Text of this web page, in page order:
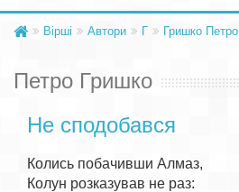
Вірші Автори Г Гришко Петро
Петро Гришко
Не сподобався
Колись побачивши Алмаз,
Колун розказував не раз: